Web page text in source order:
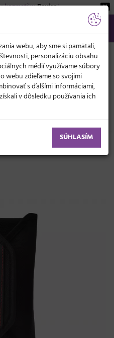
kozmetikuBeviro!
€
Príslušenstvo
Kasho K-20,
webu, aby sme si pamätali,
personalizáciu obsahu
médií využívame súbory
webu zdieľame so svojimi
s ďalšími informáciami,
v dôsledku používania ich
SÚHLASÍM